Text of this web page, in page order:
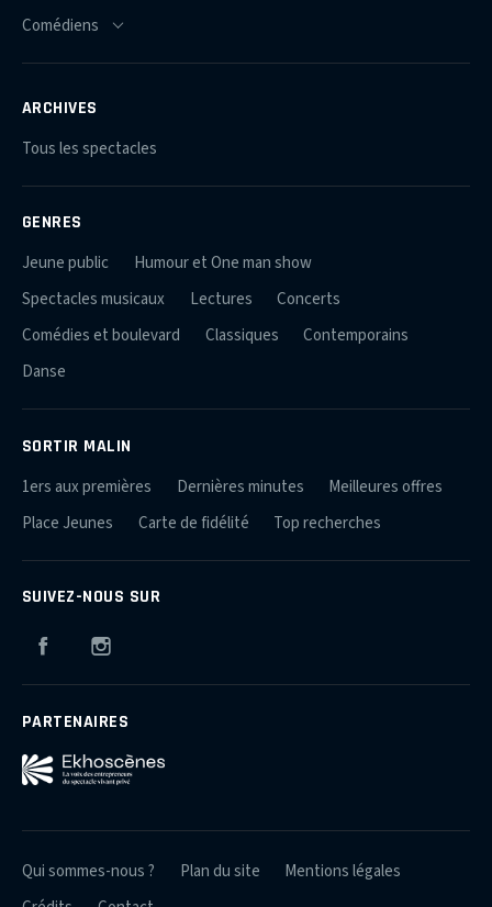
ARCHIVES
Tous les spectacles
GENRES
Jeune public
Humour et One man show
Spectacles musicaux
Lectures
Concerts
Comédies et boulevard
Classiques
Contemporains
Danse
SORTIR MALIN
1ers aux premières Dernières minutes
Meilleures offres
Place Jeunes
Carte de fidélité Top recherches
SUIVEZ-NOUS SUR
Facebook
PARTENAIRES
Qui sommes-nous ? Plan du site
Mentions légales